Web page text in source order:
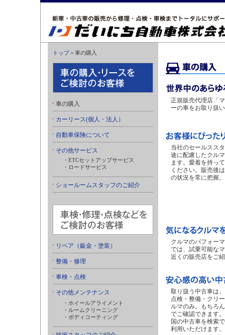
トップ＞車の購入
車の購入
カーリース(個人・法人）
自動車保険について
その他サービス
・ETCセットアップサービス
・ロードサービス
ショールームスタッフのご紹介
リペア（鈑金・塗装）
整備・修理
車検・点検
その他メンテナンス
・ホイールアライメント
・ルームクリーニング
・ボディコーティング
正規販売代理店「
ーの車をお取り扱
当社のセールスス
途に配慮したクル
ます。愛着を持っ
ください。販売後
の状況を常に把握
クルマのパフォー
では、試乗可能な
近くの販売店をご
取り扱う中古車は
点検・整備・クリ
ルマのみ。もちろ
でご確認できます
国の中古車を検索
利用いただけます。